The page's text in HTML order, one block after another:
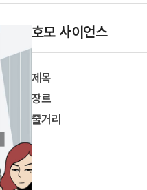
호모 사이언스
제목
장르
줄거리